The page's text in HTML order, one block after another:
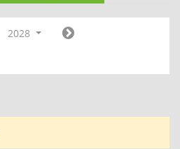
2028